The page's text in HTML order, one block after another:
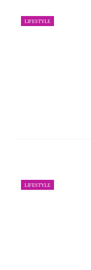
LIFESTYLE
LIFESTYLE